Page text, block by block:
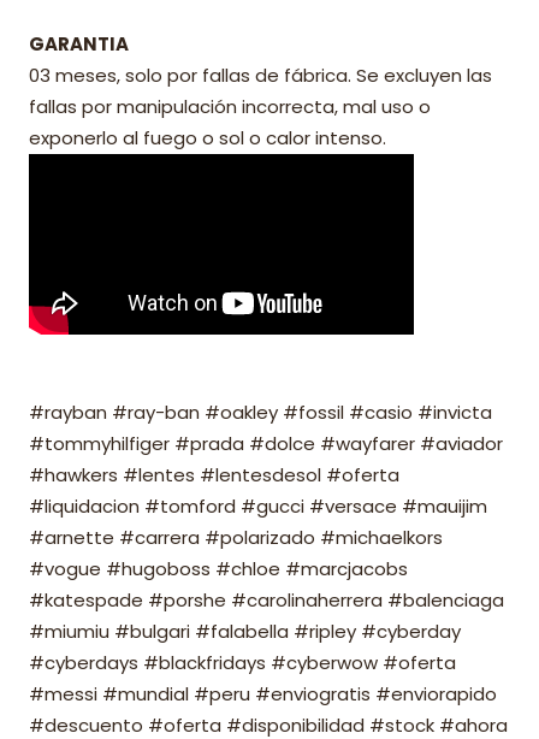
GARANTIA
03 meses, solo por fallas de fábrica. Se excluyen las
fallas por manipulación incorrecta, mal uso o
exponerlo al fuego o sol o calor intenso.
#rayban #ray-ban #oakley #fossil #casio #invicta
#tommyhilfiger #prada #dolce #wayfarer #aviador
#hawkers #lentes #lentesdesol #oferta
#liquidacion #tomford #gucci #versace #mauijim
#arnette #carrera #polarizado #michaelkors
#vogue #hugoboss #chloe #marcjacobs
#katespade #porshe #carolinaherrera #balenciaga
#miumiu #bulgari #falabella #ripley #cyberday
#cyberdays #blackfridays #cyberwow #oferta
#messi #mundial #peru #enviogratis #enviorapido
#descuento #oferta #disponibilidad #stock #ahora